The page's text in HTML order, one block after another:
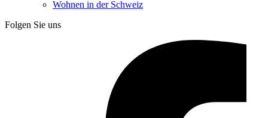
Wohnen in der Schweiz
Folgen Sie uns